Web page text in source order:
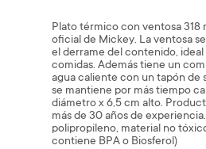
Plato térmico con ventosa 318
oficial de Mickey. La ventosa
el derrame del contenido, ideal
comidas. Además tiene un
agua caliente con un tapón de
se mantiene por más tiempo
diámetro x 6,5 cm alto.
más de 30 años de
polipropileno, material no
contiene BPA o Biosferol)